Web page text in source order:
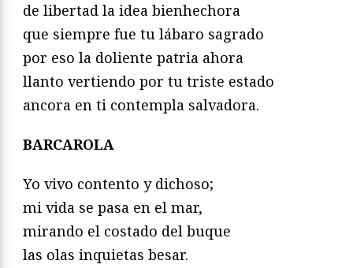
de libertad la idea bienhechora
que siempre fue tu lábaro sagrado
por eso la doliente patria ahora
llanto vertiendo por tu triste estado
ancora en ti contempla salvadora.
BARCAROLA
Yo vivo contento y dichoso;
mi vida se pasa en el mar,
mirando el costado del buque
las olas inquietas besar.